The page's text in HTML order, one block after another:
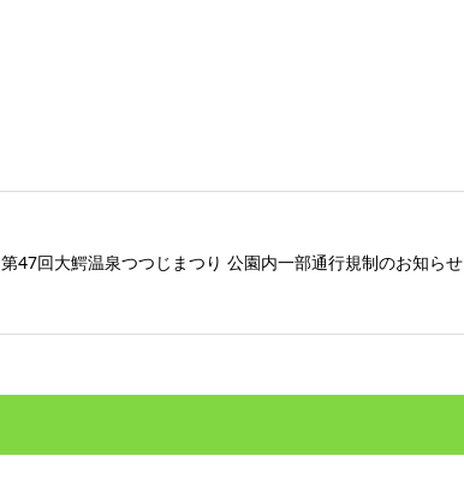
第47回大鰐温泉つつじまつり 公園内一部通行規制のお知らせ